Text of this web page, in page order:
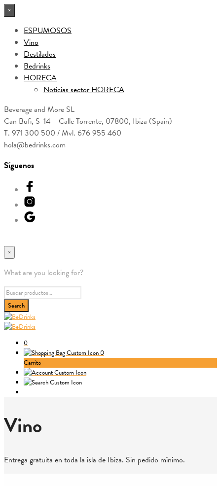
×
ESPUMOSOS
Vino
Destilados
Bedrinks
HORECA
Noticias sector HORECA
Beverage and More SL
Can Bufi, S-14 – Calle Torrente, 07800, Ibiza (Spain)
T. 971 300 500 / Mvl. 676 955 460
hola@bedrinks.com
Síguenos
×
What are you looking for?
0
0
Carrito
Vino
Entrega gratuita en toda la isla de Ibiza. Sin pedido mínimo.